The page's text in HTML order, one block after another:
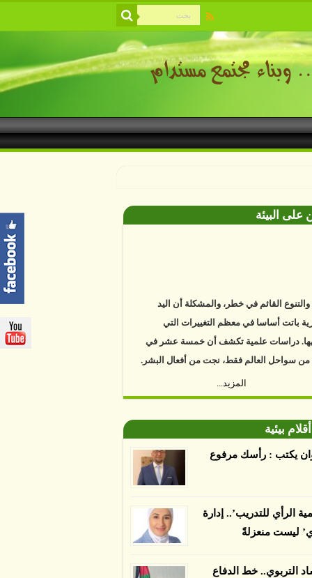
على البيئة
والتنوع القائم في خطر، والمشكلة أن اليد
باتت أساسا في معظم التغييرات التي
دراسات علمية تكشف أن خمسة عشر في
من سواحل العالم فقط، نجت من أفعال البشر.
على أنها مستدامة تدمرت بشكل أسرع من
غير المعتمدة، وذلك حسب دراسة كشفت
عن أي ادعاءات تقول بأن الزيت يمكن ألا
الدمار. وكشفت الدراسة فقدان المناطق
المستدامة التي تحمل موافقات بأنها
بينما فقدت المناطق غير المعتمدة 34 في المئة، وفقاً
المزيد...
أقلام بيئية
يكتب : رأسك مرفوع
الرأي للتدريب’.. إدارة
ليست منعزلةً
التربوي.. خط الدفاع